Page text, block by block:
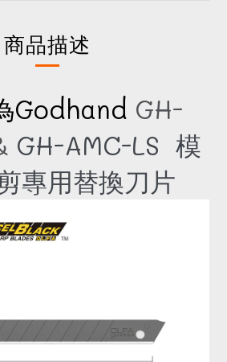
商品描述
Godhand GH-
GH-AMC-LS 模
專用替換刀片